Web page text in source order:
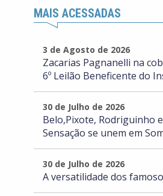
MAIS ACESSADAS
3 de Agosto de 2026
Zacarias Pagnanelli na
6º Leilão Beneficente do
30 de Julho de 2026
Belo,Pixote, Rodriguinho
Sensação se unem em
30 de Julho de 2026
A versatilidade dos